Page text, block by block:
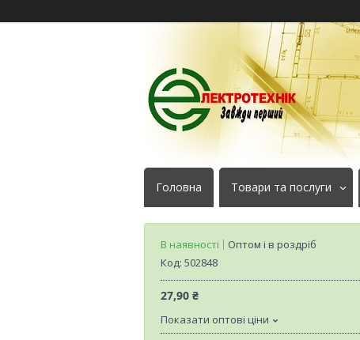
Головна Товари та послуги
В наявності
Оптом і в роздріб
Код: 502848
27,90 ₴
Показати оптові ціни